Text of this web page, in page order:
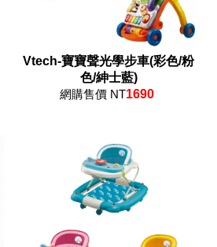
Vtech-寶寶聲光學步車(彩色/粉
色/紳士藍)
網購售價 NT1690